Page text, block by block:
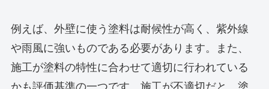
例えば、外壁に使う塗料は耐候性が高く、紫外線
や雨風に強いものである必要があります。また、
施工が塗料の特性に合わせて適切に行われている